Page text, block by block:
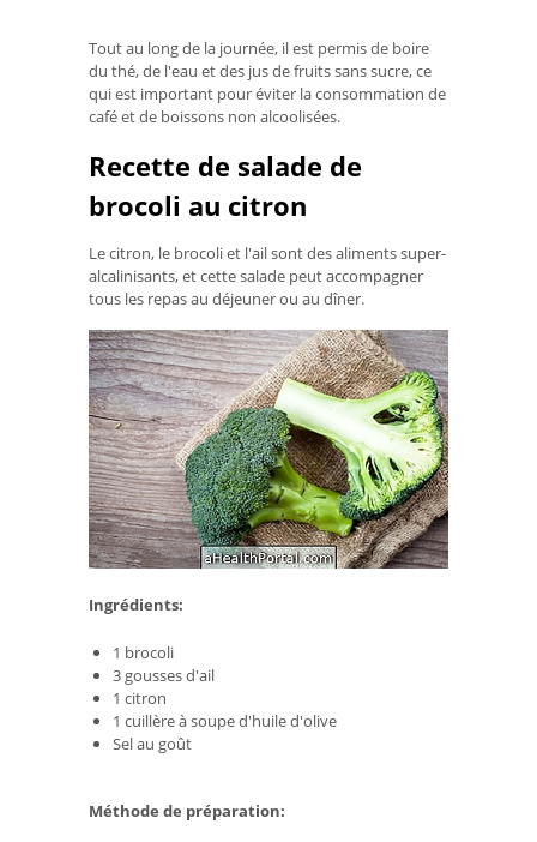
Tout au long de la journée, il est permis de boire
du thé, de l'eau et des jus de fruits sans sucre, ce
qui est important pour éviter la consommation de
café et de boissons non alcoolisées.
Recette de salade de
brocoli au citron
Le citron, le brocoli et l'ail sont des aliments super-
alcalinisants, et cette salade peut accompagner
tous les repas au déjeuner ou au dîner.
Ingrédients:
1 brocoli
3 gousses d'ail
1 citron
1 cuillère à soupe d'huile d'olive
Sel au goût
Méthode de préparation: